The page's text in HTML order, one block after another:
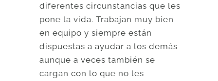
diferentes circunstancias que les
pone la vida. Trabajan muy bien
en equipo y siempre están
dispuestas a ayudar a los demás
aunque a veces también se
cargan con lo que no les